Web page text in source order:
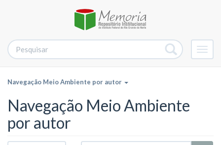
Navegação Meio Ambiente por autor
Navegação Meio Ambiente
por autor